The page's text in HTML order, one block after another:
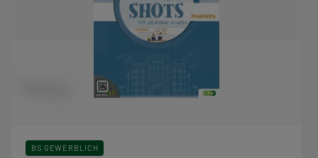
BS GEWERBLICH